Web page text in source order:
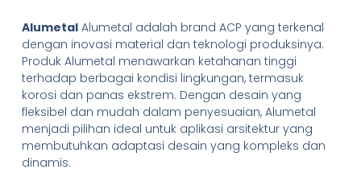
AlumetalAlumetal adalah brand ACP yang terkenal
dengan inovasi material dan teknologi produksinya.
Produk Alumetal menawarkan ketahanan tinggi
terhadap berbagai kondisi lingkungan, termasuk
korosi dan panas ekstrem. Dengan desain yang
fleksibel dan mudah dalam penyesuaian, Alumetal
menjadi pilihan ideal untuk aplikasi arsitektur yang
membutuhkan adaptasi desain yang kompleks dan
dinamis.